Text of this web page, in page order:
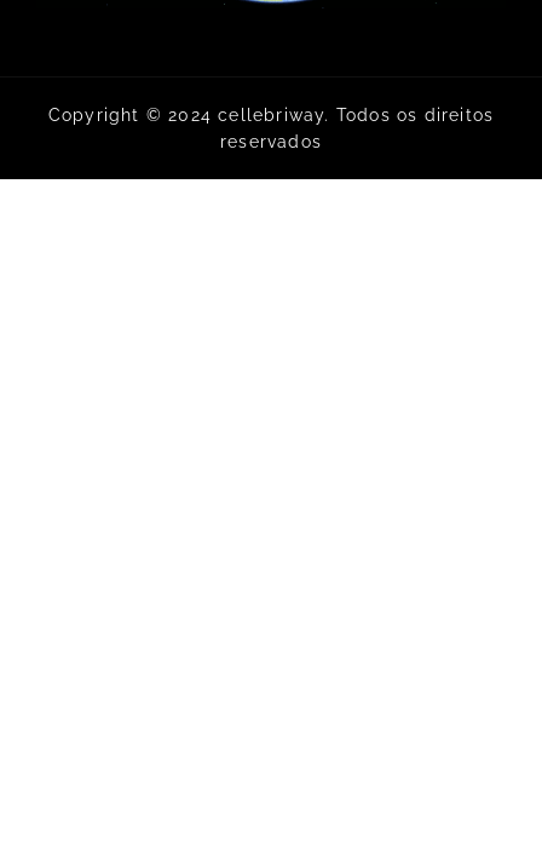
Copyright © 2024 cellebriway. Todos os direitos
reservados